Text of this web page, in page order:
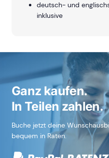
deutsch- und
inklusive
Ganz kaufen.
In Teilen zahlen.
Buche jetzt deine
bequem in Raten.